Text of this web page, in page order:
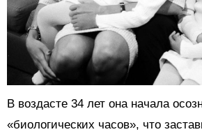
В воздасте 34 лет она начала
«биологических часов», что